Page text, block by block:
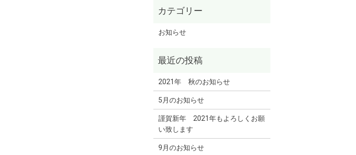
お知らせ
2021年 秋のお知らせ
5月のお知らせ
謹賀新年 2021年もよろしくお願
い致します
9月のお知らせ